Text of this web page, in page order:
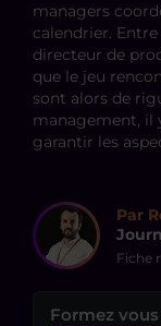
managers
calendrier.
directeur de
que le jeu
sont alors de
management, il
garantir les
Par
Fiche
Formez